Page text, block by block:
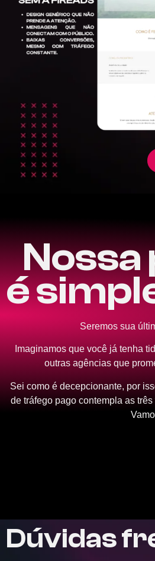
é
Seremos sua
Imaginamos que você já tenha
outras agências que
Sei como é decepcionante, por
de tráfego pago contempla as
Dúvidas